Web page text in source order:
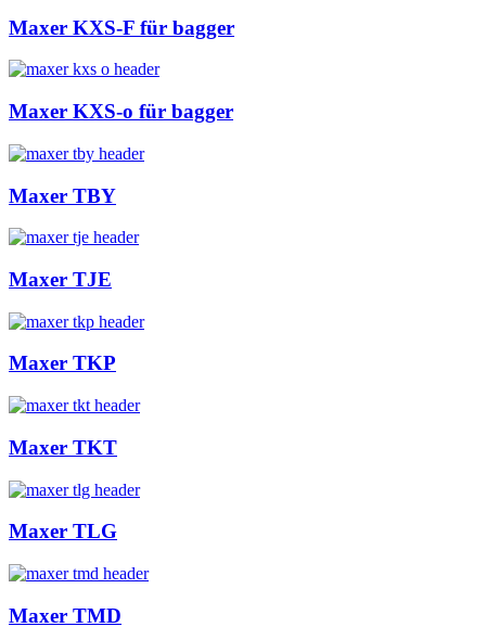
Maxer KXS-F für bagger
Maxer KXS-o für bagger
Maxer TBY
Maxer TJE
Maxer TKP
Maxer TKT
Maxer TLG
Maxer TMD